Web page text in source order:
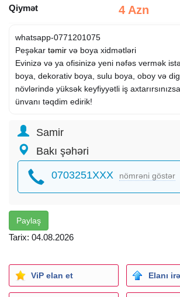
Qiymət 4 Azn
whatsapp-0771201075
Peşəkar təmir və boya xidmətləri
Evinizə və ya ofisinizə yeni nəfəs vermək
boya, dekorativ boya, sulu boya, oboy və
növlərində yüksək keyfiyyətli iş
ünvanı təqdim edirik!
Samir
Bakı şəhəri
0703251XXX nömrəni göstər
Paylaş
Tarix: 04.08.2026
ViP elan et Elanı